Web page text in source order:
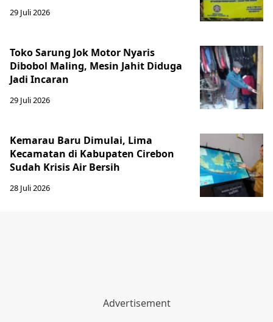
29 Juli 2026
Toko Sarung Jok Motor Nyaris
Dibobol Maling, Mesin Jahit Diduga
Jadi Incaran
29 Juli 2026
Kemarau Baru Dimulai, Lima
Kecamatan di Kabupaten Cirebon
Sudah Krisis Air Bersih
28 Juli 2026